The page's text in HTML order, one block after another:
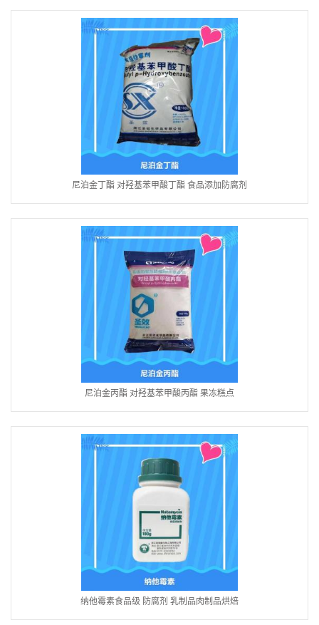
尼泊金丁酯 对羟基苯甲酸丁酯 食品添加防腐剂
尼泊金丙酯 对羟基苯甲酸丙酯 果冻糕点
纳他霉素食品级 防腐剂 乳制品肉制品烘焙